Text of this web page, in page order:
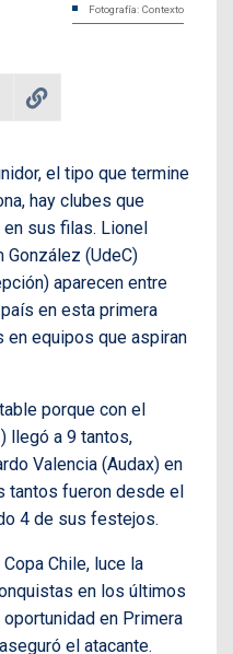
Fotografía: Contexto
el tipo que termine
hay clubes que
sus filas. Lionel
González (UdeC)
aparecen entre
en esta primera
en equipos que aspiran
porque con el
llegó a 9 tantos,
Valencia (Audax) en
tantos fueron desde el
4 de sus festejos.
Chile, luce la
en los últimos
en Primera
el atacante.